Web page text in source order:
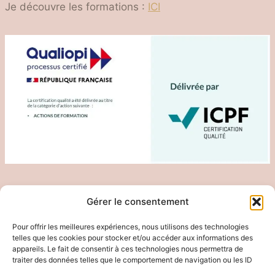
Gérer le consentement
Pour offrir les meilleures expériences, nous utilisons des technologies
telles que les cookies pour stocker et/ou accéder aux informations des
appareils. Le fait de consentir à ces technologies nous permettra de
traiter des données telles que le comportement de navigation ou les ID
Je découvre les formations : ICI
Mentions légales